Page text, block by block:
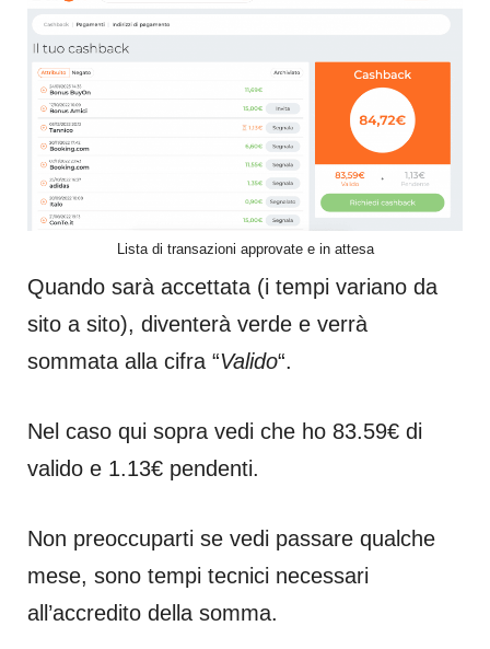
Lista di transazioni approvate e in attesa
Quando sarà accettata (i tempi variano da
sito a sito), diventerà verde e verrà
sommata alla cifra “Valido“.
Nel caso qui sopra vedi che ho 83.59€ di
valido e 1.13€ pendenti.
Non preoccuparti se vedi passare qualche
mese, sono tempi tecnici necessari
all’accredito della somma.